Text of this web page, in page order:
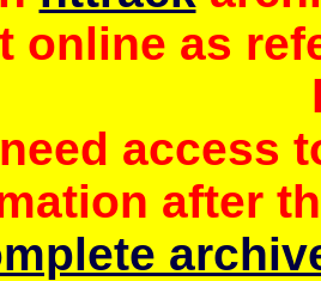
online as
access
after